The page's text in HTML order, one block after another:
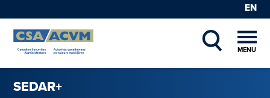
EN
SHOW
MENU
SEDAR+